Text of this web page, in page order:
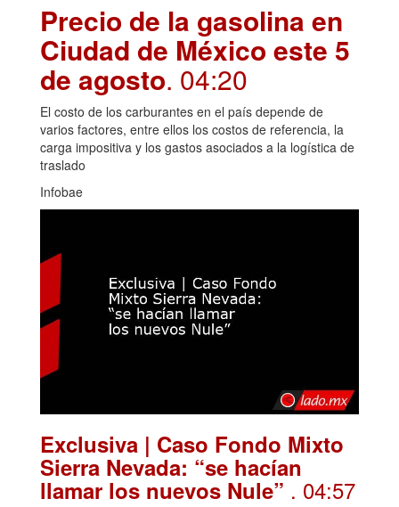
Precio de la gasolina en
Ciudad de México este 5
de agosto. 04:20
El costo de los carburantes en el país depende de
varios factores, entre ellos los costos de referencia, la
carga impositiva y los gastos asociados a la logística de
traslado
Infobae
Exclusiva | Caso Fondo Mixto
Sierra Nevada: “se hacían
llamar los nuevos Nule” . 04:57